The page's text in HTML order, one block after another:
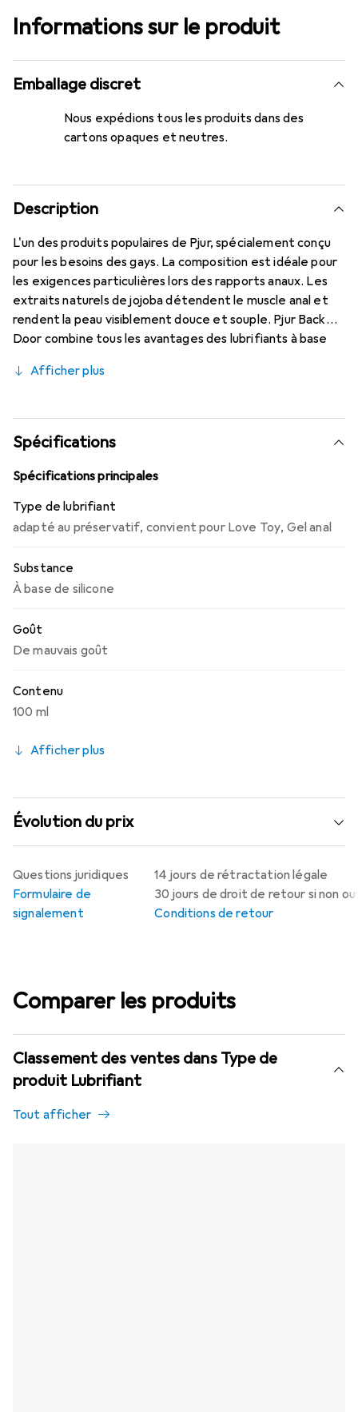
Informations sur le produit
Emballage discret
Nous expédions tous les produits dans des
cartons opaques et neutres.
Description
L'un des produits populaires de Pjur, spécialement conçu
pour les besoins des gays. La composition est idéale pour
les exigences particulières lors des rapports anaux. Les
extraits naturels de jojoba détendent le muscle anal et
rendent la peau visiblement douce et souple. Pjur Back
Door combine tous les avantages des lubrifiants à base
sans odeur, respectueux des latex (c'est-à-dire sûr pour
graisse, sans conservateurs et compatible avec la peau,
dermatologiquement testé.
Afficher plus
Spécifications
Spécifications principales
Type de lubrifiant
adapté au préservatif, convient pour Love Toy, Gel anal
Substance
À base de silicone
Goût
De mauvais goût
Contenu
100 ml
Afficher plus
Évolution du prix
14 jours de rétractation légale
30 jours de droit de retour si non
Conditions de retour
Questions juridiques
Formulaire de
signalement
Comparer les produits
Classement des ventes dans Type de
produit Lubrifiant
Tout afficher